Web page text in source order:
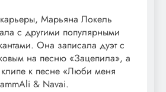
Марьяна Локель
с другими популярными
Она записала дуэт с
на песню «Зацепила», а
клипе к песне «Люби меня
& Navai.